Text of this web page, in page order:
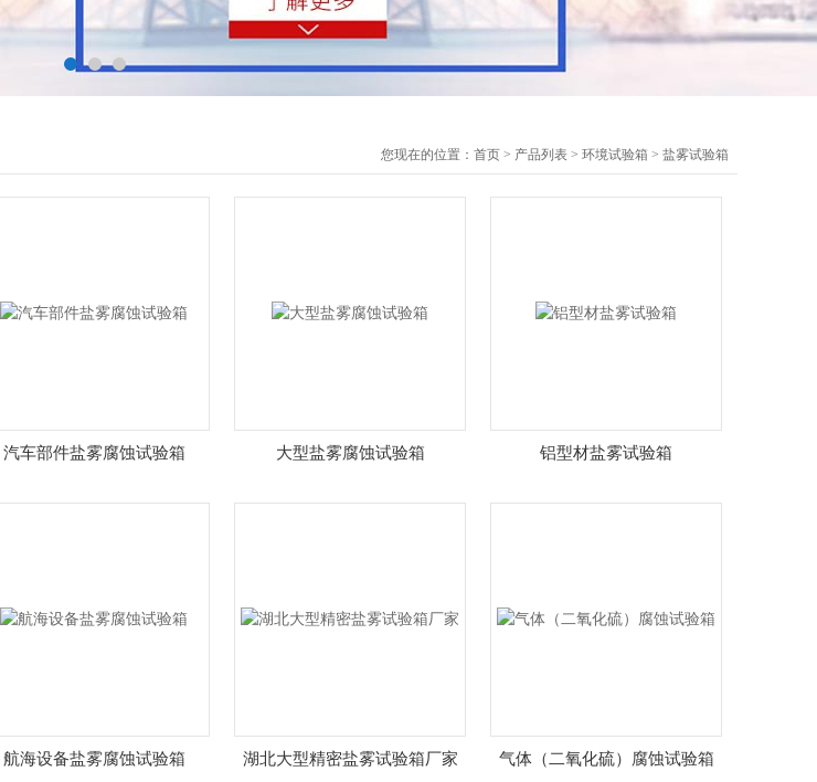
您现在的位置： 首页 > 产品列表 > 环境试验箱 > 盐雾试验箱
汽车部件盐雾腐蚀试验箱 大型盐雾腐蚀试验箱 铝型材盐雾试验箱
航海设备盐雾腐蚀试验箱 湖北大型精密盐雾试验箱厂家 气体（二氧化硫）腐蚀试验箱